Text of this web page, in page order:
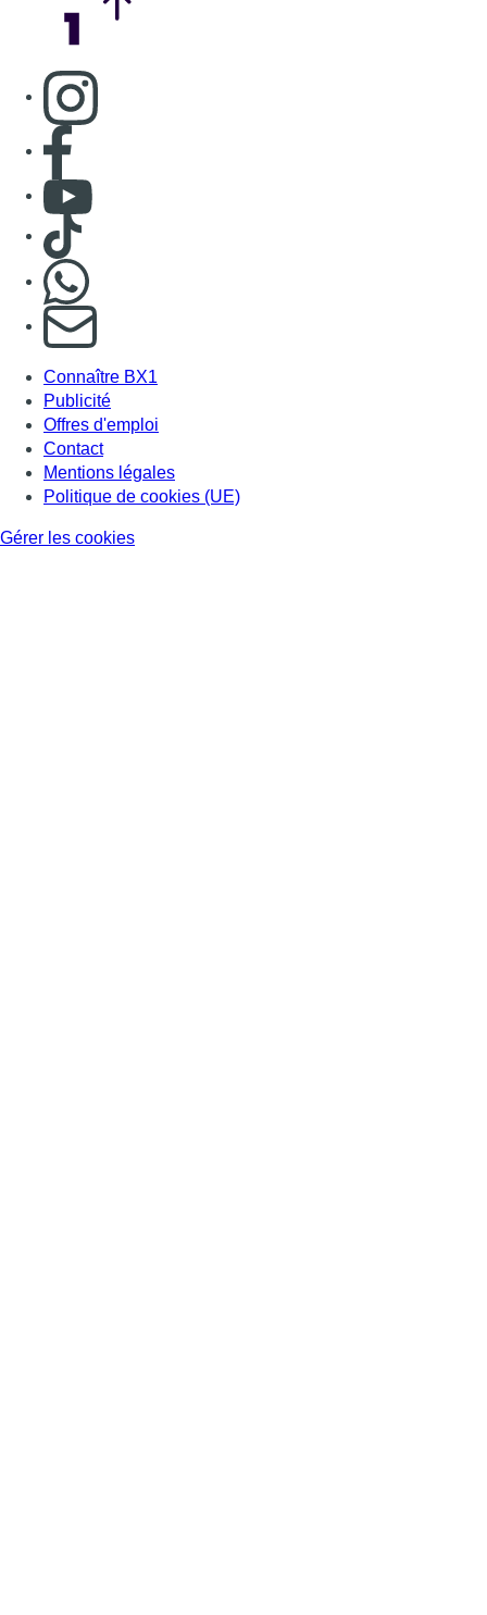
Consulter page Instagram
Consulter page Facebook
Consulter Youtube
Consulter TikTok
S'abonner à notre newsletter
Connaître BX1
Publicité
Offres d'emploi
Contact
Mentions légales
Politique de cookies (UE)
Gérer les cookies